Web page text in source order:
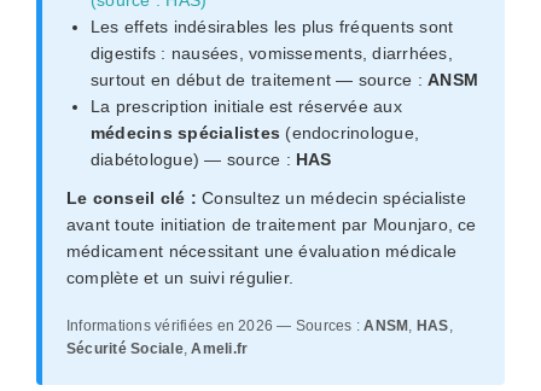
Les effets indésirables les plus fréquents sont
digestifs : nausées, vomissements, diarrhées,
surtout en début de traitement — source :ANSM
La prescription initiale est réservée aux
médecins spécialistes (endocrinologue,
diabétologue) — source : HAS
Le conseil clé : Consultez un médecin spécialiste
avant toute initiation de traitement par Mounjaro, ce
médicament nécessitant une évaluation médicale
complète et un suivi régulier.
Informations vérifiées en 2026 — Sources :ANSM , HAS,
Sécurité Sociale,Ameli.fr